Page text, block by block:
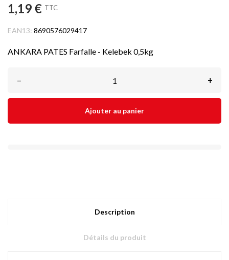
1,19 € TTC
EAN13: 8690576029417
ANKARA PATES Farfalle - Kelebek 0,5kg
– +
Ajouter au panier
Description
Détails du produit